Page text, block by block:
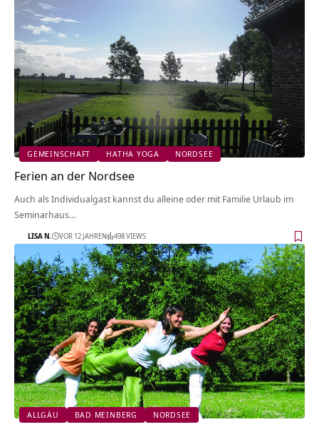
GEMEINSCHAFT HATHA YOGA NORDSEE
Ferien an der Nordsee
Auch als Individualgast kannst du alleine oder mit Familie Urlaub im
Seminarhaus…
LISA N. VOR 12 JAHREN 498 VIEWS
ALLGÄU BAD MEINBERG NORDSEE